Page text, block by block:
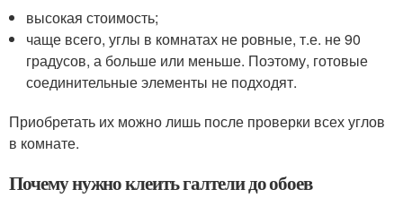
высокая стоимость;
чаще всего, углы в комнатах не ровные, т.е. не 90
градусов, а больше или меньше. Поэтому, готовые
соединительные элементы не подходят.
Приобретать их можно лишь после проверки всех углов
в комнате.
Почему нужно клеить галтели до обоев